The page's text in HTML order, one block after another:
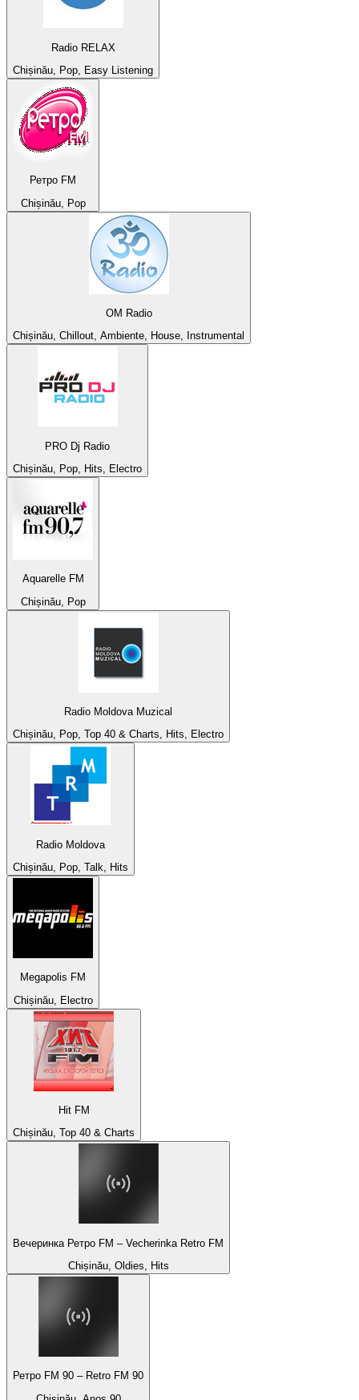
Radio RELAX
Chișinău, Pop, Easy Listening
Ретро FM
Chișinău, Pop
OM Radio
Chișinău, Chillout, Ambiente, House, Instrumental
PRO Dj Radio
Chișinău, Pop, Hits, Electro
Aquarelle FM
Chișinău, Pop
Radio Moldova Muzical
Chișinău, Pop, Top 40 & Charts, Hits, Electro
Radio Moldova
Chișinău, Pop, Talk, Hits
Megapolis FM
Chișinău, Electro
Hit FM
Chișinău, Top 40 & Charts
Вечеринка Ретро FM – Vecherinka Retro FM
Chișinău, Oldies, Hits
Ретро FM 90 – Retro FM 90